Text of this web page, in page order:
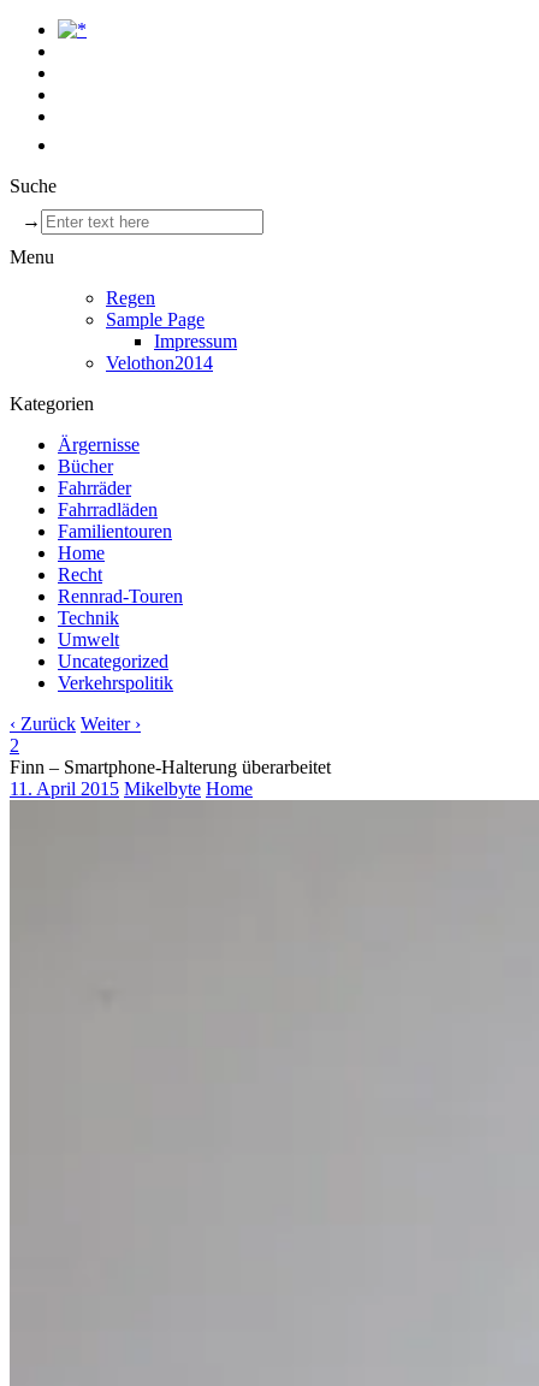
Suche
→
Menu
Regen
Sample Page
Impressum
Velothon2014
Kategorien
Ärgernisse
Bücher
Fahrräder
Fahrradläden
Familientouren
Home
Recht
Rennrad-Touren
Technik
Umwelt
Uncategorized
Verkehrspolitik
‹ Zurück Weiter ›
2
Finn – Smartphone-Halterung überarbeitet
11. April 2015 Mikelbyte Home